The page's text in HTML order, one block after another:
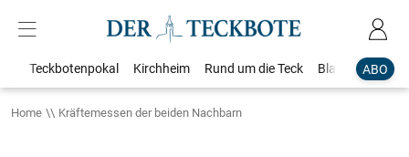
ABO
Teckbotenpokal Kirchheim Rund um die Teck Blaulicht
Home Kräftemessen der beiden Nachbarn